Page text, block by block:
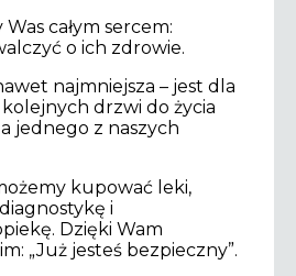
całym sercem:
o ich zdrowie.
najmniejsza – jest dla
drzwi do życia
jednego z naszych
kupować leki,
i
Dzięki Wam
„Już jesteś bezpieczny”.